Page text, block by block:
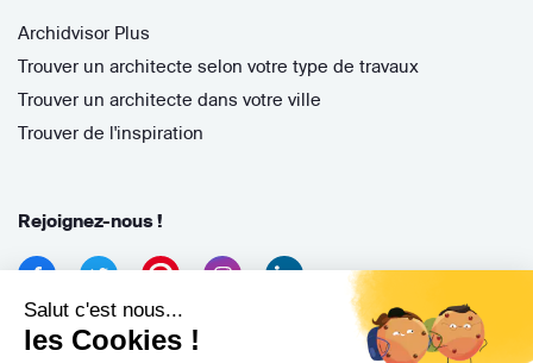
Salut c'est nous...
les Cookies !
Archidvisor Plus
Trouver un architecte selon votre type de travaux
Trouver un architecte dans votre ville
Trouver de l'inspiration
Rejoignez-nous !